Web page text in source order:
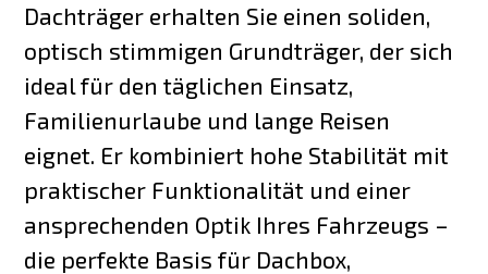
Dachträger erhalten Sie einen soliden,
optisch stimmigen Grundträger, der sich
ideal für den täglichen Einsatz,
Familienurlaube und lange Reisen
eignet. Er kombiniert hohe Stabilität mit
praktischer Funktionalität und einer
ansprechenden Optik Ihres Fahrzeugs –
die perfekte Basis für Dachbox,